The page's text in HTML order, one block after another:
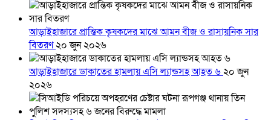
আড়াইহাজারে প্রান্তিক কৃষকদের মাঝে আমন বীজ ও রাসায়নিক সার
বিতরণ২০ জুন ২০২৬
আড়াইহাজারে ডাকাতের হামলায় এসি ল্যান্ডসহ আহত ৬২০ জুন
২০২৬